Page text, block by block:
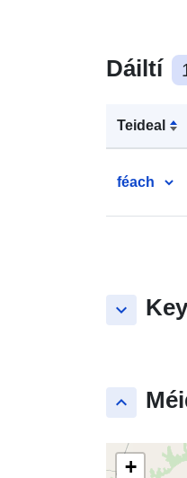
Dáiltí
Teideal
féach
keyboard_arrow_down
keyboard_arrow_up
+